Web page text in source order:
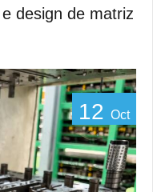
design de matriz
12 Oct